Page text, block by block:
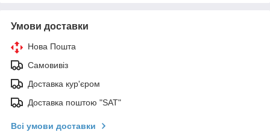
Умови доставки
Нова Пошта
Самовивіз
Доставка кур'єром
Доставка поштою "SAT"
Всі умови доставки